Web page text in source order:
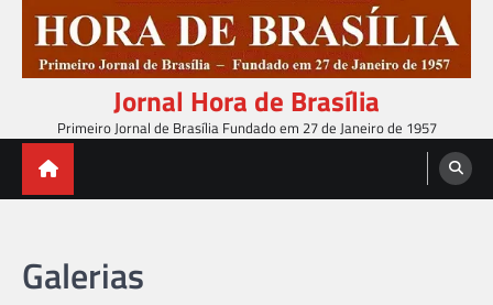
content
Jornal Hora de Brasília
Primeiro Jornal de Brasília Fundado em 27 de Janeiro de 1957
Galerias